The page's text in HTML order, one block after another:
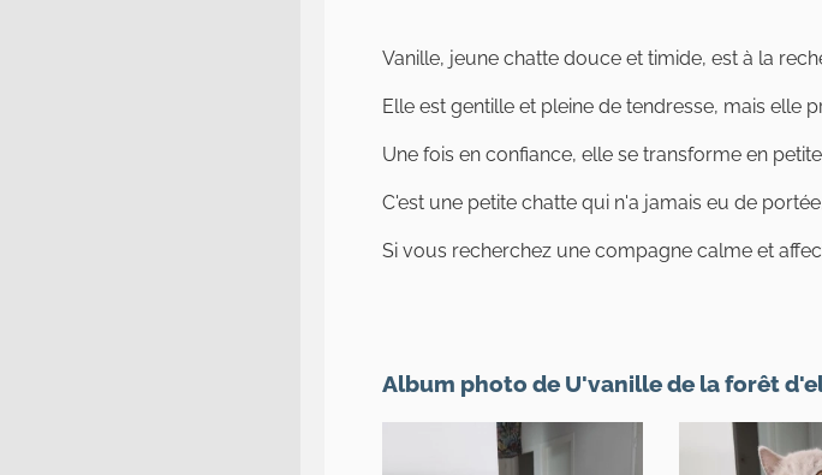
Vanille, jeune chatte douce et timide, est à la
Elle est gentille et pleine de tendresse, mais elle
Une fois en confiance, elle se transforme en
C'est une petite chatte qui n'a jamais eu de portée.
Si vous recherchez une compagne calme et
Album photo de U'vanille de la forêt